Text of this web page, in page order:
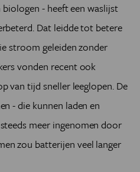
- heeft een waslijst
Dat leidde tot betere
stroom geleiden zonder
vonden recent ook
van tijd sneller leeglopen. De
- die kunnen laden en
meer ingenomen door
zou batterijen veel langer